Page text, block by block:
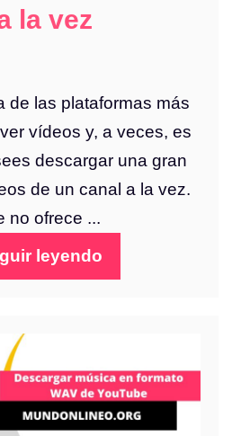
la vez
de las plataformas más
vídeos y, a veces, es
descargar una gran
de un canal a la vez.
no ofrece ...
leyendo